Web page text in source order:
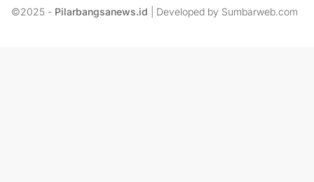
©2025 - Pilarbangsanews.id | Developed by Sumbarweb.com